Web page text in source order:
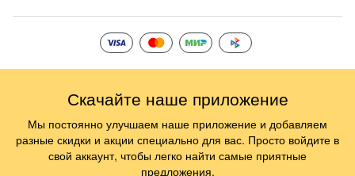
Скачайте наше приложение
Мы постоянно улучшаем наше приложение и добавляем
разные скидки и акции специально для вас. Просто войдите в
свой аккаунт, чтобы легко найти самые приятные
предложения.